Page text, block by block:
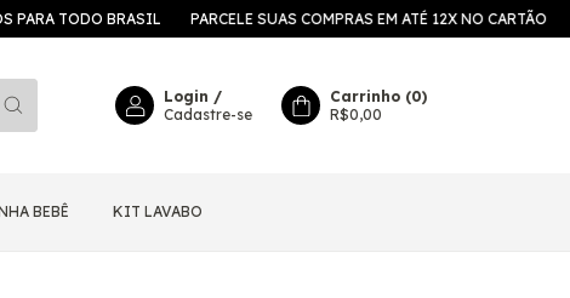
BRASIL PARCELE SUAS COMPRAS EM ATÉ 12X NO CARTÃO 5%
Login /
Cadastre-se
Carrinho (0)
R$0,00
BEBÊ KIT LAVABO